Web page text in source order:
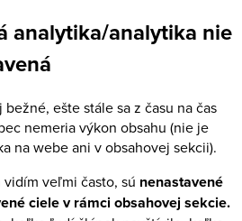
analytika/analytika nie
ešte stále sa z času na čas
nemeria výkon obsahu (nie je
na webe ani v obsahovej sekcii).
vidím veľmi často, sú nenastavené
ciele v rámci obsahovej sekcie.